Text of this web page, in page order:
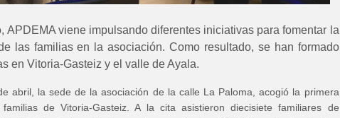
APDEMA viene impulsando diferentes iniciativas para fomentar la
las familias en la asociación. Como resultado, se han formado
en Vitoria-Gasteiz y el valle de Ayala.
abril, la sede de la asociación de la calle La Paloma, acogió la primera
de Vitoria-Gasteiz. A la cita asistieron diecisiete familiares de